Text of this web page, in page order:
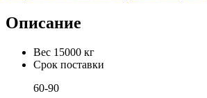
Описание
Вес 15000 кг
Срок поставки
60-90